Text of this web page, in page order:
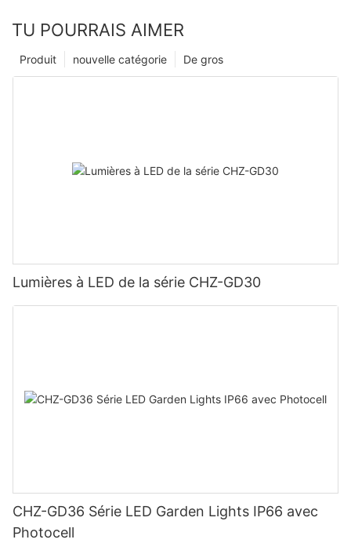
TU POURRAIS AIMER
De gros
nouvelle catégorie
Produit
Lumières à LED de la série CHZ-GD30
CHZ-GD36 Série LED Garden Lights IP66 avec
Photocell